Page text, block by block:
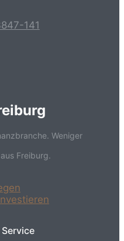
141
Weniger
Freiburg.
Service